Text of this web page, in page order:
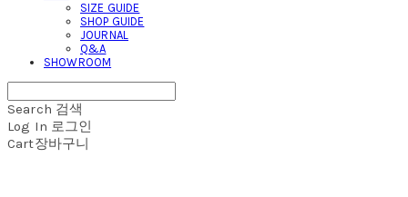
SIZE GUIDE
SHOP GUIDE
JOURNAL
Q&A
SHOWROOM
Search 검색
Log In 로그인
Cart장바구니